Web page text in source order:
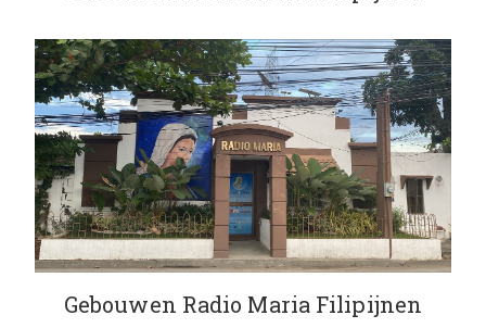
Gebouwen Radio Maria Filipijnen